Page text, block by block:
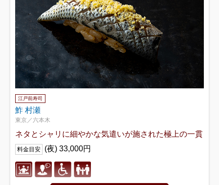
江戸前寿司
鮓 村瀬
東京／六本木
ネタとシャリに細やかな気遣いが施された極上の一貫
料金目安 (夜) 33,000円